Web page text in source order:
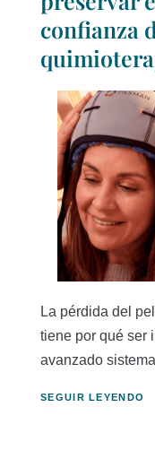
confianza
La pérdida del
tiene por qué ser
avanzado
SEGUIR LEYENDO